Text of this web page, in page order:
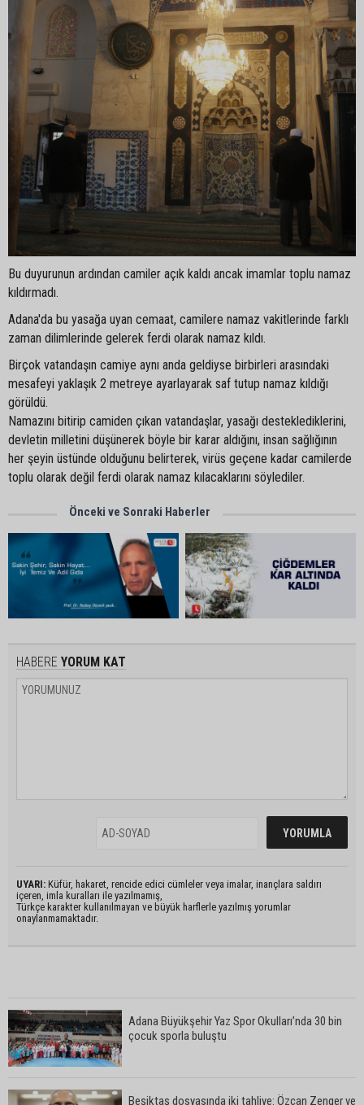
Bu duyurunun ardından camiler açık kaldı ancak imamlar toplu namaz
kıldırmadı.
Adana'da bu yasağa uyan cemaat, camilere namaz vakitlerinde farklı
zaman dilimlerinde gelerek ferdi olarak namaz kıldı.
Birçok vatandaşın camiye aynı anda geldiyse birbirleri arasındaki
mesafeyi yaklaşık 2 metreye ayarlayarak saf tutup namaz kıldığı
görüldü.
Namazını bitirip camiden çıkan vatandaşlar, yasağı desteklediklerini,
devletin milletini düşünerek böyle bir karar aldığını, insan sağlığının
her şeyin üstünde olduğunu belirterek, virüs geçene kadar camilerde
toplu olarak değil ferdi olarak namaz kılacaklarını söylediler.
Önceki ve Sonraki Haberler
HABERE YORUM KAT
UYARI: Küfür, hakaret, rencide edici cümleler veya imalar, inançlara saldırı
içeren, imla kuralları ile yazılmamış,
Türkçe karakter kullanılmayan ve büyük harflerle yazılmış yorumlar
onaylanmamaktadır.
Adana Büyükşehir Yaz Spor Okulları’nda 30 bin
çocuk sporla buluştu
Beşiktaş dosyasında iki tahliye: Özcan Zenger ve